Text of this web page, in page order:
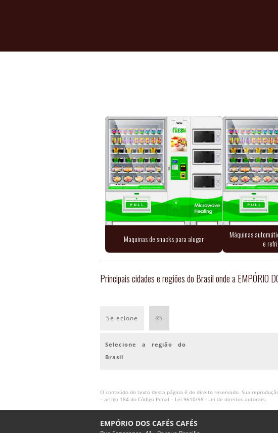
Maquinas de snacks para alugar
Máquinas
e
Principais cidades e regiões do Brasil onde a EMPÓRIO
Selecione RS
Selecione a região do
Brasil
O conteúdo do texto desta página é de direito reservado. Sua
– artigo 184 do Código Penal – Lei 9610/98 - Lei de direitos autorais.
EMPÓRIO DOS CAFÉS CAFÉS